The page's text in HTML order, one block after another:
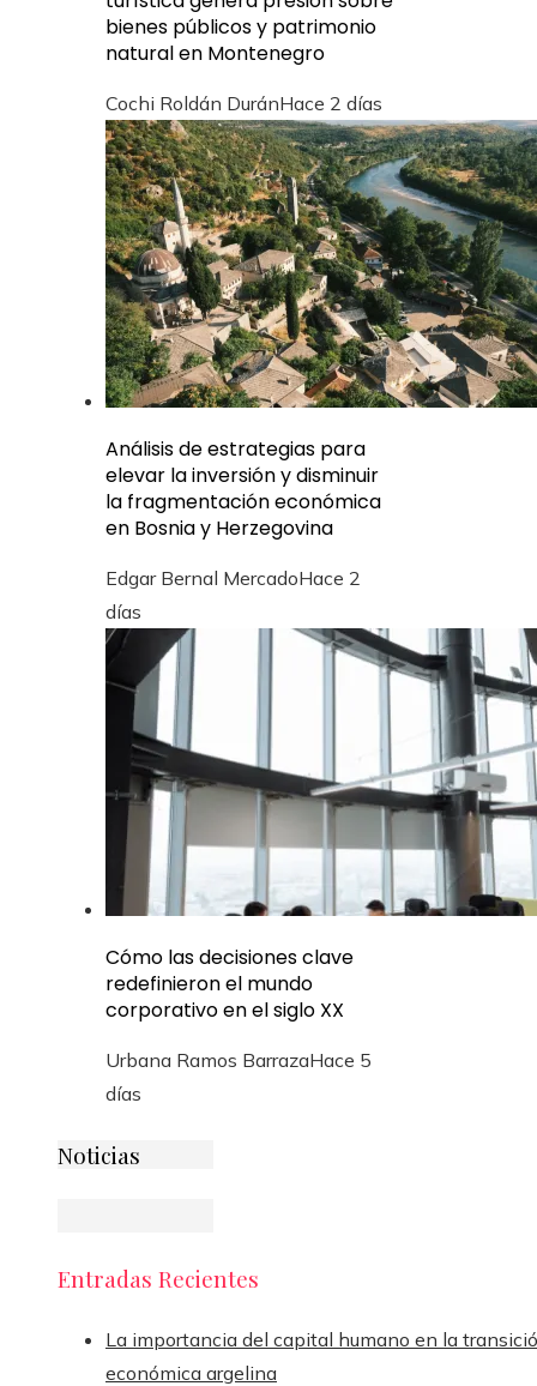
bienes públicos y patrimonio
natural en Montenegro
Cochi Roldán DuránHace 2 días
Análisis de estrategias para
elevar la inversión y disminuir
la fragmentación económica
en Bosnia y Herzegovina
Edgar Bernal MercadoHace 2
días
Cómo las decisiones clave
redefinieron el mundo
corporativo en el siglo XX
Urbana Ramos BarrazaHace 5
días
Noticias
Entradas Recientes
La importancia del capital humano en la
económica argelina